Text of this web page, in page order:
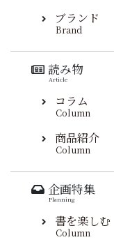
ブランド
Brand
読み物
Article
コラム
Column
商品紹介
Column
企画特集
Planning
書を楽しむ
Column